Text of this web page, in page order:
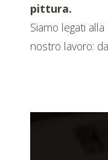
pittura.
Siamo legati alla
nostro lavoro: